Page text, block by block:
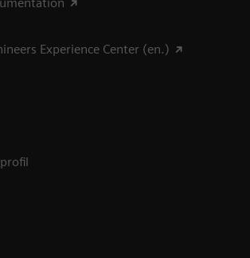
Experience Center (en.)